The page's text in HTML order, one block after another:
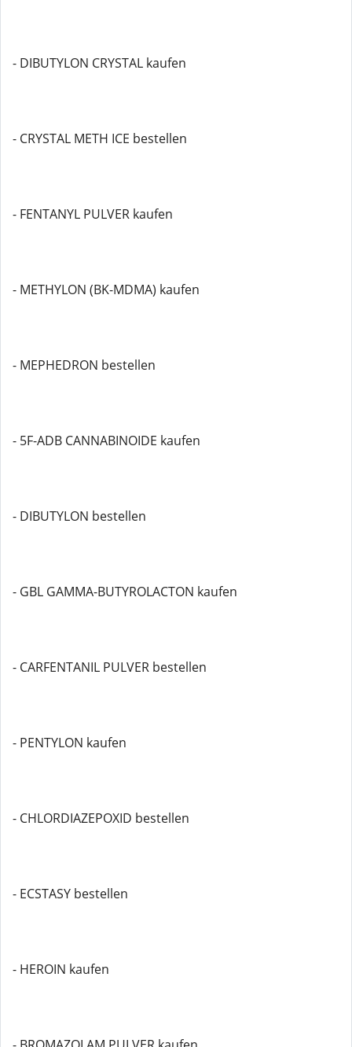
- DIBUTYLON CRYSTAL kaufen
- CRYSTAL METH ICE bestellen
- FENTANYL PULVER kaufen
- METHYLON (BK-MDMA) kaufen
- MEPHEDRON bestellen
- 5F-ADB CANNABINOIDE kaufen
- DIBUTYLON bestellen
- GBL GAMMA-BUTYROLACTON kaufen
- CARFENTANIL PULVER bestellen
- PENTYLON kaufen
- CHLORDIAZEPOXID bestellen
- ECSTASY bestellen
- HEROIN kaufen